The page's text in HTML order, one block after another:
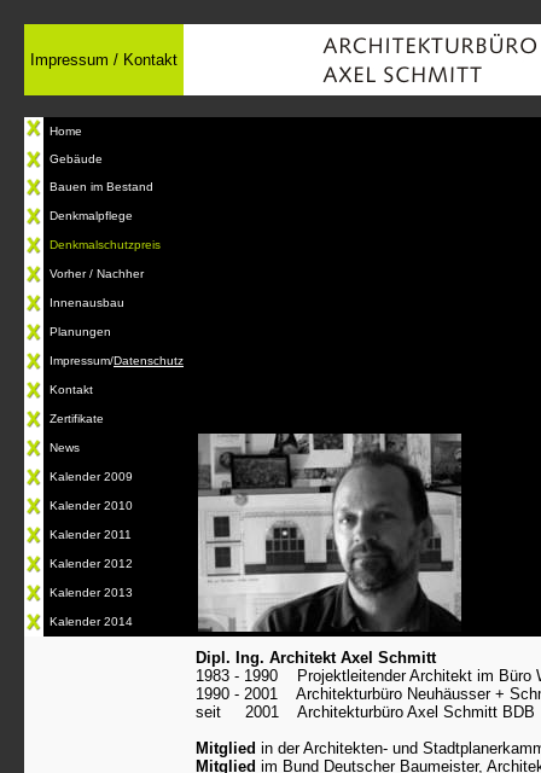
Impressum / Kontakt
Home
Gebäude
Bauen im Bestand
Denkmalpflege
Denkmalschutzpreis
Vorher / Nachher
Innenausbau
Planungen
Impressum/Datenschutz
Kontakt
Zertifikate
News
Kalender 2009
Kalender 2010
Kalender 2011
Kalender 2012
Kalender 2013
Kalender 2014
Dipl. Ing. Architekt Axel Schmitt
1983 - 1990 Projektleitender Architekt im Büro
1990 - 2001 Architekturbüro Neuhäusser +
seit 2001 Architekturbüro Axel Schmitt BDB
Mitglied in der Architekten- und
Mitglied im Bund Deutscher Baumeister,